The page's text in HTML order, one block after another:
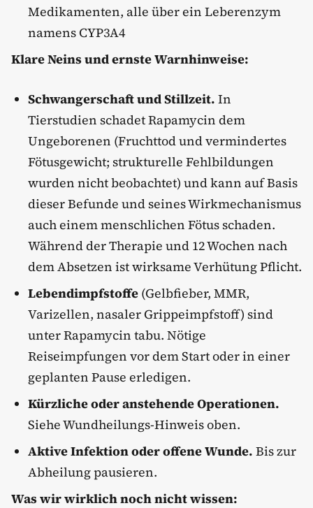
Medikamenten, alle über ein Leberenzym
namens CYP3A4
Klare Neins und ernste Warnhinweise:
Schwangerschaft und Stillzeit. In
Tierstudien schadet Rapamycin dem
Ungeborenen (Fruchttod und vermindertes
Fötusgewicht; strukturelle Fehlbildungen
wurden nicht beobachtet) und kann auf Basis
dieser Befunde und seines Wirkmechanismus
auch einem menschlichen Fötus schaden.
Während der Therapie und 12 Wochen nach
dem Absetzen ist wirksame Verhütung Pflicht.
Lebendimpfstoffe (Gelbfieber, MMR,
Varizellen, nasaler Grippeimpfstoff) sind
unter Rapamycin tabu. Nötige
Reiseimpfungen vor dem Start oder in einer
geplanten Pause erledigen.
Kürzliche oder anstehende Operationen.
Siehe Wundheilungs-Hinweis oben.
Aktive Infektion oder offene Wunde. Bis zur
Abheilung pausieren.
Was wir wirklich noch nicht wissen: